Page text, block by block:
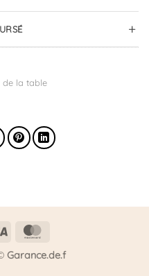
de la table
Visa
Garance.de.f